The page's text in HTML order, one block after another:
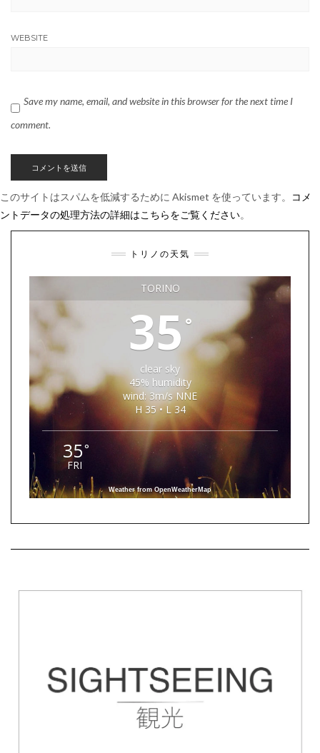
WEBSITE
Save my name, email, and website in this browser for the next time I
comment.
このサイトはスパムを低減するために Akismet を使っています。
コメ
ントデータの処理方法の詳細はこちらをご覧ください。
トリノの天気
TORINO
35 °
clear sky
45% humidity
wind: 3m/s NNE
H 35 • L 34
35°
FRI
Weather from OpenWeatherMap